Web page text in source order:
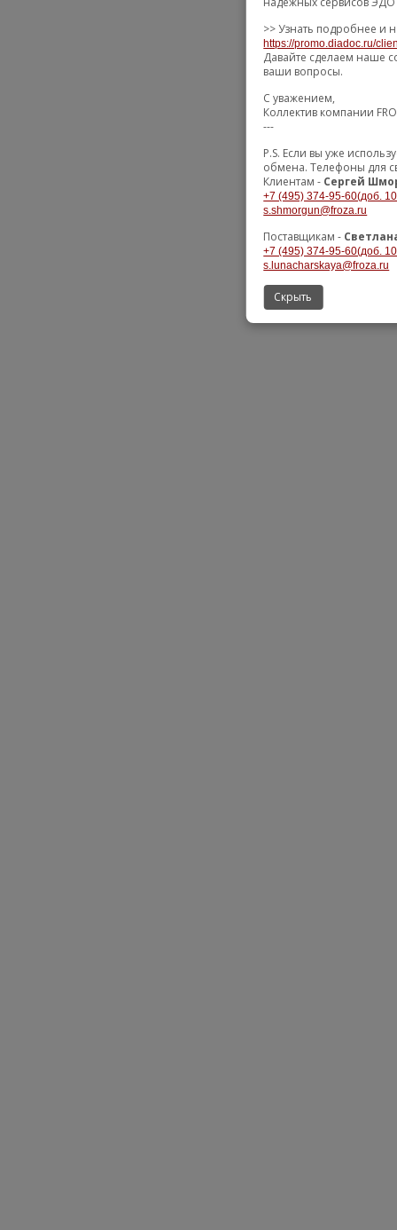
>> Узнать подробнее и
https://promo.diadoc.ru/
Давайте сделаем наше
ваши вопросы.
С уважением,
Коллектив компании
---
P.S. Если вы уже
обмена. Телефоны для
Клиентам - Сергей
+7 (495) 374-95-60(доб.
s.shmorgun@froza.ru
Поставщикам -
+7 (495) 374-95-60(доб.
s.lunacharskaya@froza.ru
Скрыть